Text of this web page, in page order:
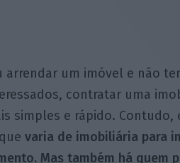
arrendar um imóvel e não
contratar uma
simples e rápido. Contudo,
varia de imobiliária para
Mas também há quem